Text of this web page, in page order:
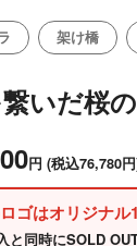
架け橋
いだ桜
円 (税込76,780
ゴはオリジナル
と同時にSOLD